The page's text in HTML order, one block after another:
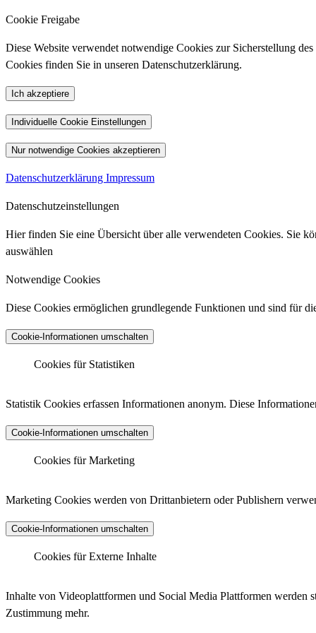
Cookie Freigabe
Diese Website verwendet notwendige Cookies zur Sicherstellung
Cookies finden Sie in unseren Datenschutzerklärung.
Ich akzeptiere
Individuelle Cookie Einstellungen
Nur notwendige Cookies akzeptieren
Datenschutzerklärung Impressum
Datenschutzeinstellungen
Hier finden Sie eine Übersicht über alle verwendeten Cookies. Sie
auswählen
Notwendige Cookies
Diese Cookies ermöglichen grundlegende Funktionen und sind für
Cookie-Informationen umschalten
Anbieter :
Matomo (ehemals Piwik)
Datenschutzlink : https://matomo.org/privacy-policy/
Cookies für Statistiken
Statistik Cookies erfassen Informationen anonym. Diese
Cookie-Informationen umschalten
Matomo Analytics (Tracking)
Anbieter :
Matomo (ehemals Piwik)
Cookiename :
_pk_ses.*.*, _pk_id.*.*, _pk_hsr.*.*,
Datenschutzlink :
https://matomo.org/privacy-policy/
Host :
Cookies für Marketing
Marketing Cookies werden von Drittanbietern oder Publishern
Cookie-Informationen umschalten
Cookies für Externe Inhalte
Inhalte von Videoplattformen und Social Media Plattformen werden
Zustimmung mehr.